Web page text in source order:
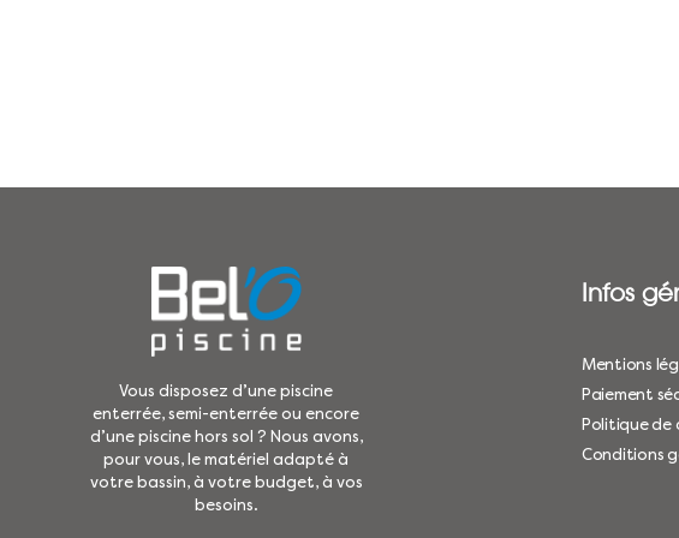
Vous disposez d’une piscine
enterrée, semi-enterrée ou encore
d’une piscine hors sol ? Nous avons,
pour vous, le matériel adapté à
votre bassin, à votre budget, à vos
besoins.
Infos
Mentions
Paiement
Politique
Conditions